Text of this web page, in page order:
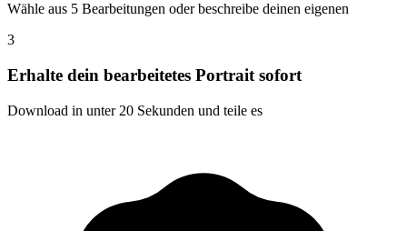
Wähle aus 5 Bearbeitungen oder beschreibe deinen eigenen
3
Erhalte dein bearbeitetes Portrait sofort
Download in unter 20 Sekunden und teile es